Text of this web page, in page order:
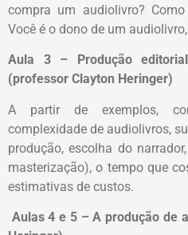
compra um audiolivro?
Você é o dono de um
Aula 3 – Produção
(professor Clayton Heringer)
A partir de exemplos,
complexidade de audiolivros,
produção, escolha do
masterização), o tempo que
estimativas de custos.
Aulas 4 e 5 – A produção de